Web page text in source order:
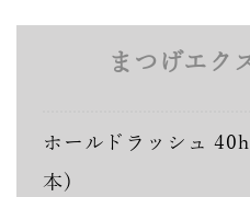
まつげエク
ホールドラッシュ
本)